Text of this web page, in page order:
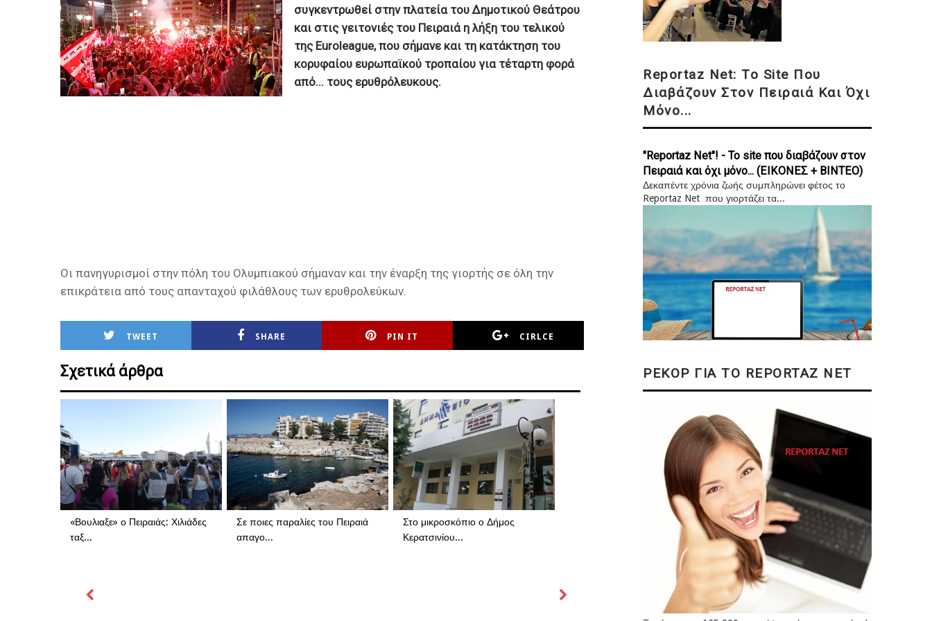
συγκεντρωθεί στην πλατεία του Δημοτικού Θεάτρου
και στις γειτονιές του Πειραιά η λήξη του τελικού
της Euroleague, που σήμανε και τη κατάκτηση του
κορυφαίου ευρωπαϊκού τροπαίου για τέταρτη φορά
από... τους ερυθρόλευκους.
Οι πανηγυρισμοί στην πόλη του Ολυμπιακού σήμαναν και την έναρξη της γιορτής σε όλη την
επικράτεια από τους απανταχού φιλάθλους των ερυθρολεύκων.
TWEET SHARE PIN IT CIRLCE
Σχετικά άρθρα
«Βουλιαξε» ο Πειραιάς: Χιλιάδες
ταξ...
Σε ποιες παραλίες του Πειραιά
απαγο...
Στο μικροσκόπιο ο Δήμος
Κερατσινίου...
Reportaz Net: Το Site Που
Διαβάζουν Στον Πειραιά Και Όχι
Μόνο...
"Reportaz Net"! - Το site που διαβάζουν στον
Πειραιά και όχι μόνο... (ΕΙΚΟΝΕΣ + ΒΙΝΤΕΟ)
Δεκαπέντε χρόνια ζωής συμπληρώνει φέτος το
Reportaz Net που γιορτάζει τα...
ΡΕΚΟΡ ΓΙΑ ΤΟ REPORTAZ NET